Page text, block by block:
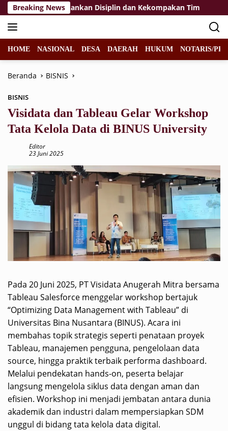
Langsung
ke
konten
Breaking News
2026, Tekankan Disiplin dan Kekompakan Tim
HOME NASIONAL DESA DAERAH HUKUM NOTARIS/
Beranda BISNIS
BISNIS
Visidata dan Tableau Gelar Workshop
Tata Kelola Data di BINUS University
Editor
23 Juni 2025
Pada 20 Juni 2025, PT Visidata Anugerah Mitra bersama
Tableau Salesforce menggelar workshop bertajuk
“Optimizing Data Management with Tableau” di
Universitas Bina Nusantara (BINUS). Acara ini
membahas topik strategis seperti penataan proyek
Tableau, manajemen pengguna, pengelolaan data
source, hingga praktik terbaik performa dashboard.
Melalui pendekatan hands-on, peserta belajar
langsung mengelola siklus data dengan aman dan
efisien. Workshop ini menjadi jembatan antara dunia
akademik dan industri dalam mempersiapkan SDM
unggul di bidang tata kelola data digital.